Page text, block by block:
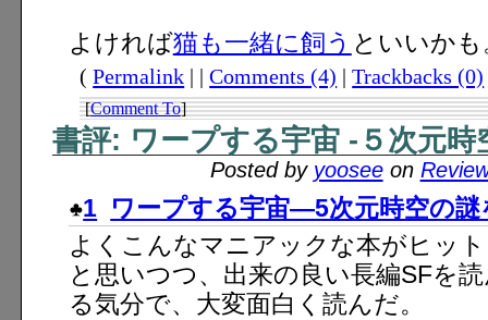
よければ猫も一緒に飼う といいか
(Permalink | |Comments (4) |Trackbacks (0)
[Comment To]
書評: ワープする宇宙 -５次元時
Posted by yooseeon
1 ワープする宇宙―5次元時空の謎
よくこんなマニアックな本がヒッ
と思いつつ、出来の良い長編SFを
る気分で、大変面白く読んだ。